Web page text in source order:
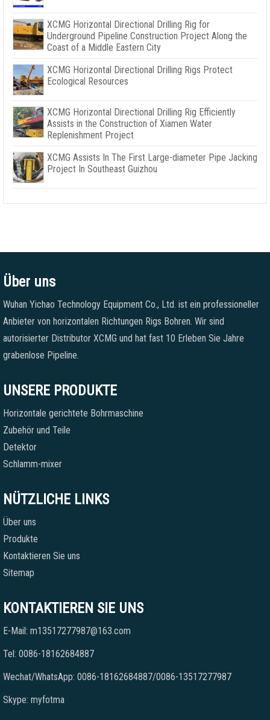
XCMG Horizontal Directional Drilling Rig for
Underground Pipeline Construction Project Along the
Coast of a Middle Eastern City
XCMG Horizontal Directional Drilling Rigs Protect
Ecological Resources
XCMG Horizontal Directional Drilling Rig Efficiently
Assists in the Construction of Xiamen Water
Replenishment Project
XCMG Assists In The First Large-diameter Pipe Jacking
Project In Southeast Guizhou
Über uns
Wuhan Yichao Technology Equipment Co., Ltd. ist ein professioneller
Anbieter von horizontalen Richtungen Rigs Bohren. Wir sind
autorisierter Distributor XCMG und hat fast 10 Erleben Sie Jahre
grabenlose Pipeline.
UNSERE PRODUKTE
Horizontale gerichtete Bohrmaschine
Zubehör und Teile
Detektor
Schlamm-mixer
NÜTZLICHE LINKS
Über uns
Produkte
Kontaktieren Sie uns
Sitemap
KONTAKTIEREN SIE UNS
E-Mail: m13517277987@163.com
Tel: 0086-18162684887
Wechat/WhatsApp: 0086-18162684887/0086-13517277987
Skype: myfotma